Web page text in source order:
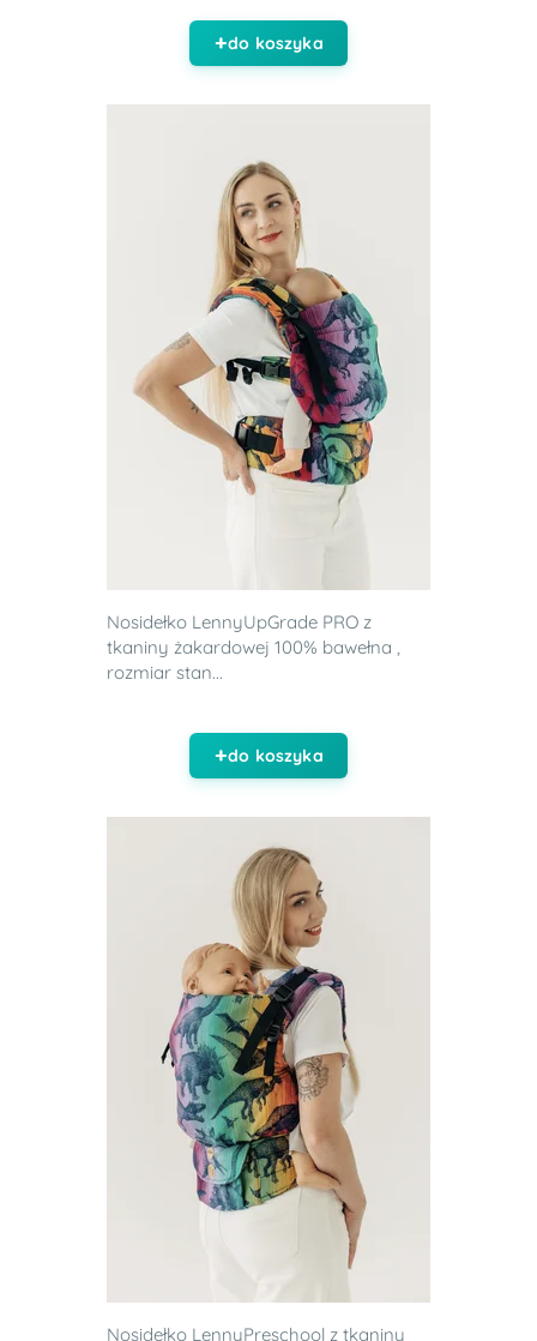
do koszyka
Nosidełko LennyUpGrade PRO z
tkaniny żakardowej 100% bawełna ,
rozmiar stan...
do koszyka
Nosidełko LennyPreschool z tkaniny